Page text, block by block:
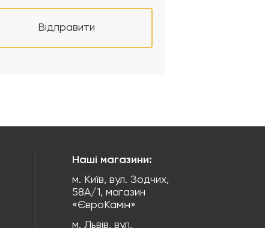
Відправити
Наші магазини:
м. Київ, вул. Зодчих,
58А/1, магазин
«ЄвроКамін»
м. Львів, вул.